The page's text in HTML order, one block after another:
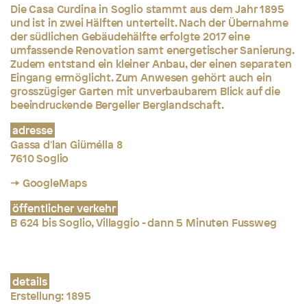
Die Casa Curdina in Soglio stammt aus dem Jahr 1895
und ist in zwei Hälften unterteilt. Nach der Übernahme
der südlichen Gebäudehälfte erfolgte 2017 eine
umfassende Renovation samt energetischer Sanierung.
Zudem entstand ein kleiner Anbau, der einen separaten
Eingang ermöglicht. Zum Anwesen gehört auch ein
grosszügiger Garten mit unverbaubarem Blick auf die
beeindruckende Bergeller Berglandschaft.
adresse
Gassa d'lan Giümélla 8
7610 Soglio
→ GoogleMaps
öffentlicher verkehr
B 624 bis Soglio, Villaggio - dann 5 Minuten Fussweg
details
Erstellung: 1895